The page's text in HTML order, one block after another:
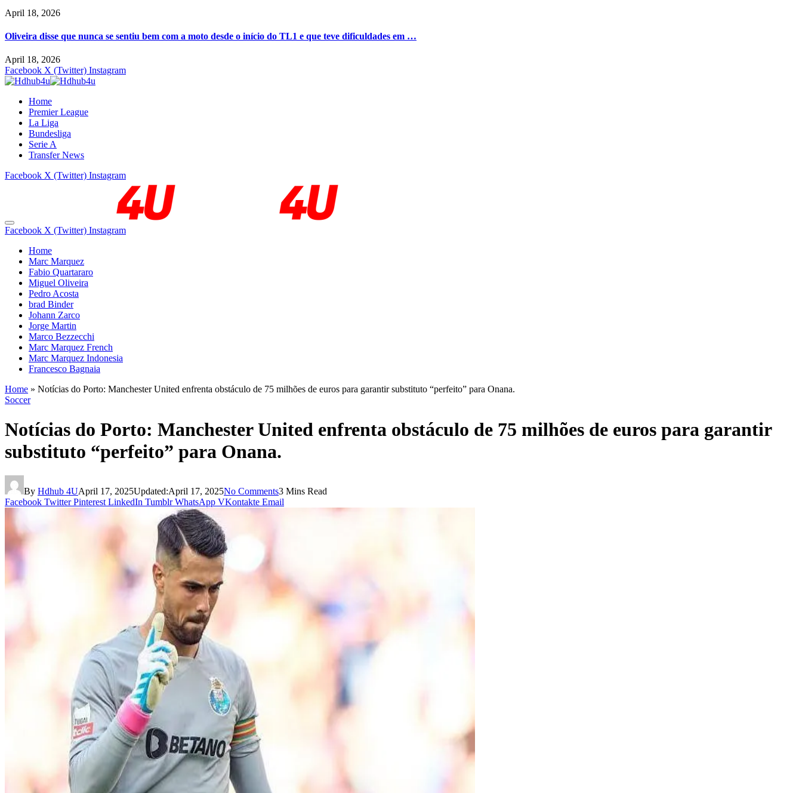
April 18, 2026
Oliveira disse que nunca se sentiu bem com a moto desde o início do TL1 e que teve dificuldades em …
April 18, 2026
Facebook X (Twitter) Instagram
Home
Premier League
La Liga
Bundesliga
Serie A
Transfer News
Facebook X (Twitter) Instagram
Facebook X (Twitter) Instagram
Home
Marc Marquez
Fabio Quartararo
Miguel Oliveira
Pedro Acosta
brad Binder
Johann Zarco
Jorge Martin
Marco Bezzecchi
Marc Marquez French
Marc Marquez Indonesia
Francesco Bagnaia
Home » Notícias do Porto: Manchester United enfrenta obstáculo de 75 milhões de euros para garantir substituto “perfeito” para Onana.
Soccer
Notícias do Porto: Manchester United enfrenta obstáculo de 75 milhões de euros para garantir
substituto “perfeito” para Onana.
By Hdhub 4UApril 17, 2025Updated:April 17, 2025No Comments3 Mins Read
Facebook Twitter Pinterest LinkedIn Tumblr WhatsApp VKontakte Email